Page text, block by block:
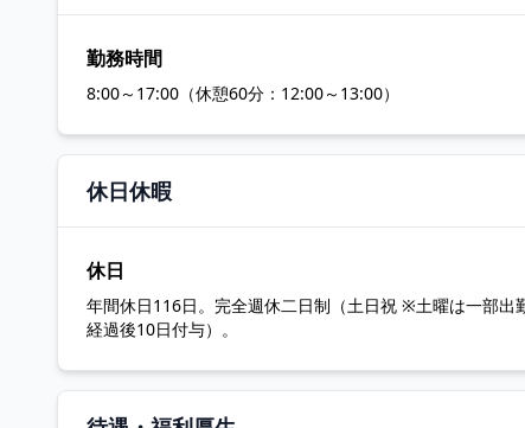
勤務時間
8:00～17:00（休憩60分：12:00～13:00）
休日休暇
休日
年間休日116日。完全週休二日制（土日祝 ※土曜は一部
経過後10日付与）。